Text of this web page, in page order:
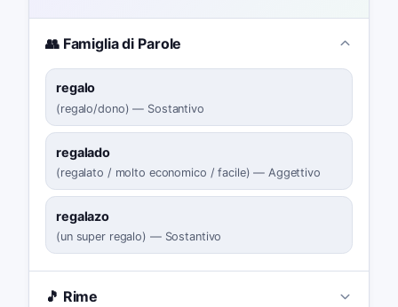
👥 Famiglia di Parole
regalo
(regalo/dono) — Sostantivo
regalado
(regalato / molto economico / facile) — Aggettivo
regalazo
(un super regalo) — Sostantivo
🎵 Rime